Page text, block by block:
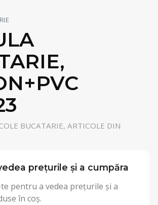
BUCATARIE, ARTICOLE DIN
prețurile și a cumpăra
pentru a vedea prețurile și a
în coș.